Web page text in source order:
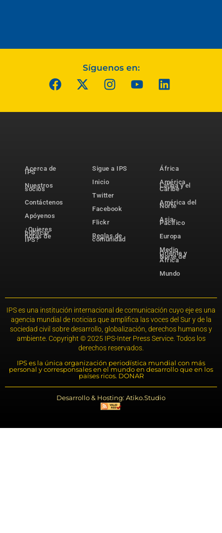
Síguenos en:
Acerca de
IPS
Nuestros
socios
Contáctenos
Apóyenos
¿Quieres
publicar
notas de
IPS?
Sigue a IPS
Inicio
Twitter
Facebook
Flickr
Reglas de
comunidad
África
América
Latina y el
Caribe
América del
Norte
Asia-
Pacífico
Europa
Medio
Oriente y
Norte de
África
Mundo
IPS es una institución internacional de comunicación cuyo eje es una
agencia mundial de noticias que amplifica las voces del Sur y de la
sociedad civil sobre desarrollo, globalización, derechos humanos y
ambiente. Copyright © 2025 IPS-Inter Press Service. Todos los
derechos reservados.
IPS es la única organización periodística mundial con más
personal y corresponsales en el mundo en desarrollo que en los
países ricos. DONAR
Desarrollo & Hosting: Atiko.Studio